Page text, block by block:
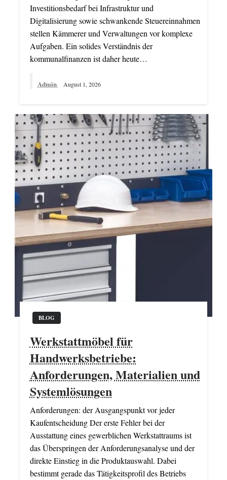
Investitionsbedarf bei Infrastruktur und
Digitalisierung sowie schwankende Steuereinnahmen
stellen Kämmerer und Verwaltungen vor komplexe
Aufgaben. Ein solides Verständnis der
kommunalfinanzen ist daher heute…
Admin August 1, 2026
BLOG
Werkstattmöbel für
Handwerksbetriebe:
Anforderungen, Materialien und
Systemlösungen
Anforderungen: der Ausgangspunkt vor jeder
Kaufentscheidung Der erste Fehler bei der
Ausstattung eines gewerblichen Werkstattraums ist
das Überspringen der Anforderungsanalyse und der
direkte Einstieg in die Produktauswahl. Dabei
bestimmt gerade das Tätigkeitsprofil des Betriebs